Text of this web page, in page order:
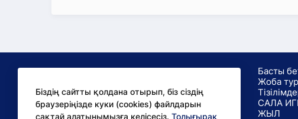
Біздің сайтты қолдана отырып, біз сіздің
браузеріңізде куки (cookies) файлдарын
сақтай алатынымызға келісесіз. Толығырақ
Басты
Жоба
САЛА
ЖЫЛ